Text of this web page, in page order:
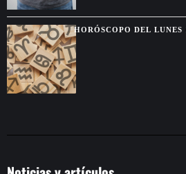
HORÓSCOPO DEL